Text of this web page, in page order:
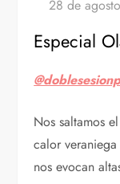
Especial
Nos saltamos
calor
nos evocan